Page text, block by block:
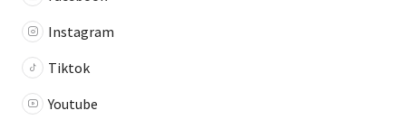
Instagram
Tiktok
Youtube